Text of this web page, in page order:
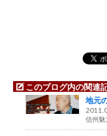
このブログ内の関連
地元
信州魅